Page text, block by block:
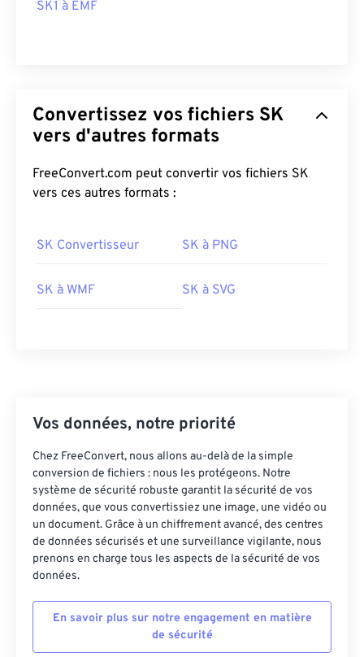
macOS.
Sortie initiale :1992
SK1 à EMF
Convertissez vos fichiers SK
vers d'autres formats
FreeConvert.com peut convertir vos fichiers SK
vers ces autres formats :
SK Convertisseur SK à PNG
SK à WMF SK à SVG
Vos données, notre priorité
Chez FreeConvert, nous allons au-delà de la simple
conversion de fichiers : nous les protégeons. Notre
système de sécurité robuste garantit la sécurité de vos
données, que vous convertissiez une image, une vidéo ou
un document. Grâce à un chiffrement avancé, des centres
de données sécurisés et une surveillance vigilante, nous
prenons en charge tous les aspects de la sécurité de vos
données.
En savoir plus sur notre engagement en matière
de sécurité